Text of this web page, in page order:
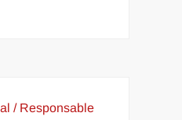
/ Responsable